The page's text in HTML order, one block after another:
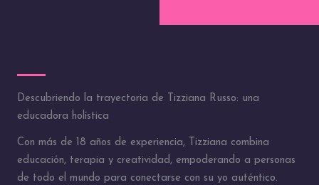
Descubriendo la trayectoria de Tizziana Russo: una
educadora holística
Con más de 18 años de experiencia, Tizziana combina
educación, terapia y creatividad, empoderando a personas
de todo el mundo para conectarse con su yo auténtico.